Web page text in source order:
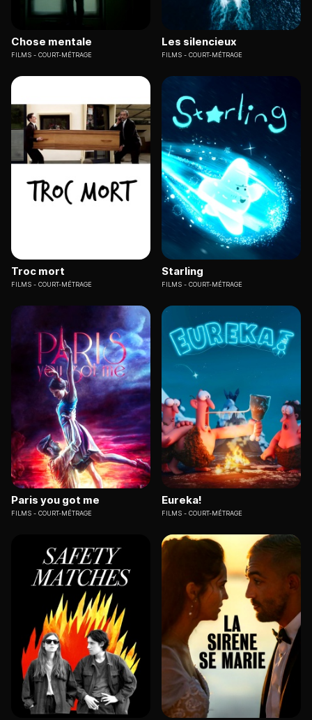
Chose mentale
FILMS COURT-MÉTRAGE
Les silencieux
FILMS COURT-MÉTRAGE
Troc mort
FILMS COURT-MÉTRAGE
Starling
FILMS COURT-MÉTRAGE
Paris you got me
FILMS COURT-MÉTRAGE
Eureka!
FILMS COURT-MÉTRAGE